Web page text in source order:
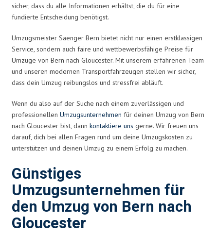
sicher, dass du alle Informationen erhältst, die du für eine
fundierte Entscheidung benötigst.
Umzugsmeister Saenger Bern bietet nicht nur einen erstklassigen
Service, sondern auch faire und wettbewerbsfähige Preise für
Umzüge von Bern nach Gloucester. Mit unserem erfahrenen Team
und unseren modernen Transportfahrzeugen stellen wir sicher,
dass dein Umzug reibungslos und stressfrei abläuft.
Wenn du also auf der Suche nach einem zuverlässigen und
professionellen Umzugsunternehmen für deinen Umzug von Bern
nach Gloucester bist, dann kontaktiere uns gerne. Wir freuen uns
darauf, dich bei allen Fragen rund um deine Umzugskosten zu
unterstützen und deinen Umzug zu einem Erfolg zu machen.
Günstiges
Umzugsunternehmen für
den Umzug von Bern nach
Gloucester